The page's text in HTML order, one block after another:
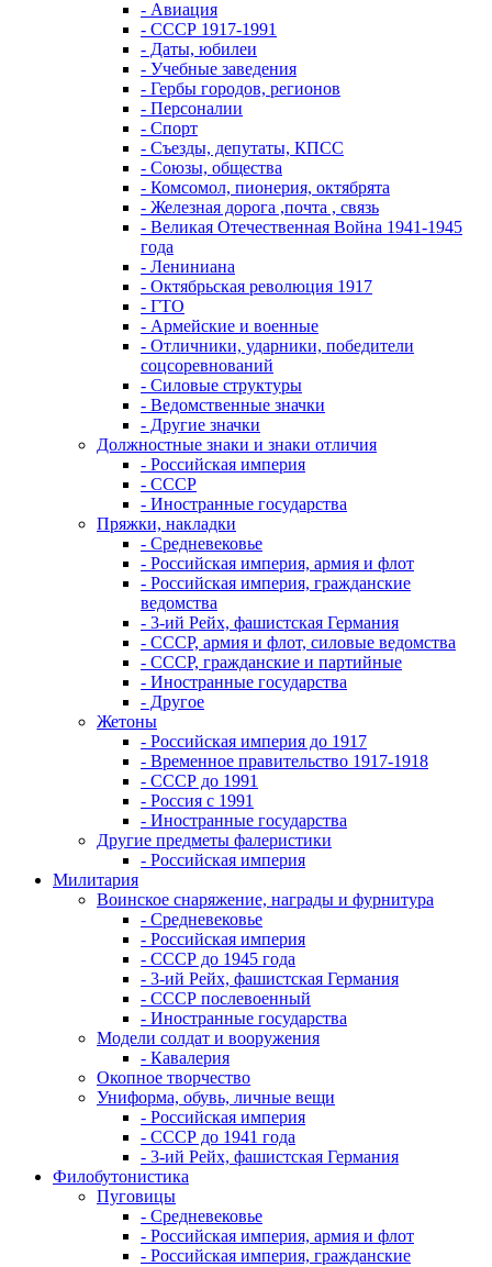
- Авиация
- СССР 1917-1991
- Даты, юбилеи
- Учебные заведения
- Гербы городов, регионов
- Персоналии
- Спорт
- Съезды, депутаты, КПСС
- Союзы, общества
- Комсомол, пионерия, октябрята
- Железная дорога ,почта , связь
- Великая Отечественная Война 1941-1945
года
- Лениниана
- Октябрьская революция 1917
- ГТО
- Армейские и военные
- Отличники, ударники, победители
соцсоревнований
- Силовые структуры
- Ведомственные значки
- Другие значки
Должностные знаки и знаки отличия
- Российская империя
- СССР
- Иностранные государства
Пряжки, накладки
- Средневековье
- Российская империя, армия и флот
- Российская империя, гражданские
ведомства
- 3-ий Рейх, фашистская Германия
- СССР, армия и флот, силовые ведомства
- СССР, гражданские и партийные
- Иностранные государства
- Другое
Жетоны
- Российская империя до 1917
- Временное правительство 1917-1918
- СССР до 1991
- Россия с 1991
- Иностранные государства
Другие предметы фалеристики
- Российская империя
Милитария
Воинское снаряжение, награды и фурнитура
- Средневековье
- Российская империя
- СССР до 1945 года
- 3-ий Рейх, фашистская Германия
- СССР послевоенный
- Иностранные государства
Модели солдат и вооружения
- Кавалерия
Окопное творчество
Униформа, обувь, личные вещи
- Российская империя
- СССР до 1941 года
- 3-ий Рейх, фашистская Германия
Филобутонистика
Пуговицы
- Средневековье
- Российская империя, армия и флот
- Российская империя, гражданские